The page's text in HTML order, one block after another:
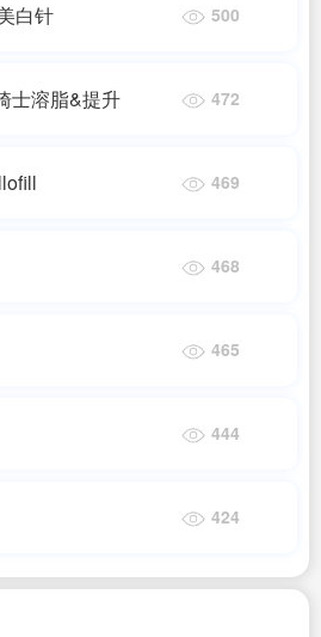
白针 500
士溶脂&提升 472
469
468
465
444
424